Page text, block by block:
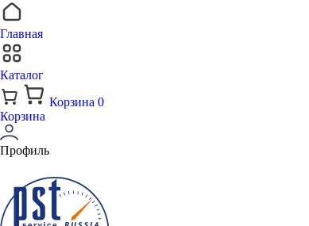
Главная
Каталог
Корзина 0
Корзина
Профиль